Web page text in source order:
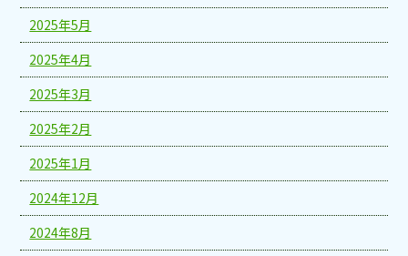
2025年5月
2025年4月
2025年3月
2025年2月
2025年1月
2024年12月
2024年8月